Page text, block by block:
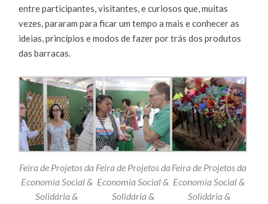
entre participantes, visitantes, e curiosos que, muitas
vezes, pararam para ficar um tempo a mais e conhecer as
ideias, princípios e modos de fazer por trás dos produtos
das barracas.
Feira de Projetos da
Economia Social &
Solidária &
Feira de Projetos da
Economia Social &
Solidária &
Feira de Projetos da
Economia Social &
Solidária &